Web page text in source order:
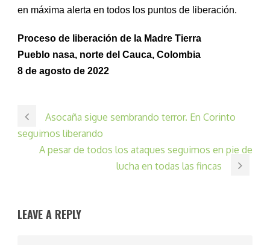
en máxima alerta en todos los puntos de liberación.
Proceso de liberación de la Madre Tierra
Pueblo nasa, norte del Cauca, Colombia
8 de agosto de 2022
Asocaña sigue sembrando terror. En Corinto
seguimos liberando
A pesar de todos los ataques seguimos en pie de
lucha en todas las fincas
LEAVE A REPLY